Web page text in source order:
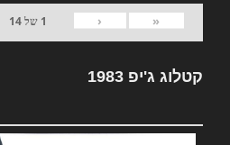
«
‹
1 של14
קטלוג ג'יפ 1983